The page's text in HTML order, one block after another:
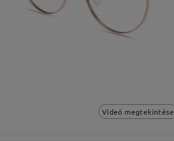
Videó megtekintése